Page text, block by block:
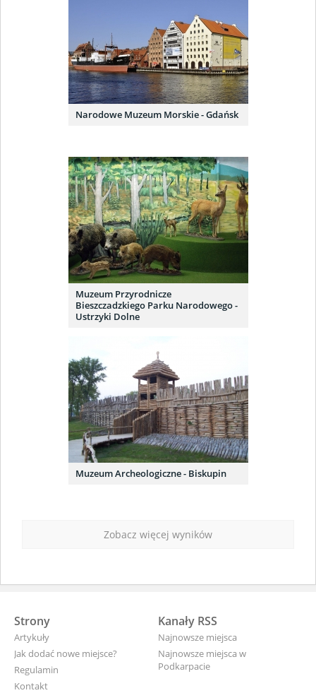
Narodowe Muzeum Morskie - Gdańsk
Muzeum Przyrodnicze
Bieszczadzkiego Parku Narodowego -
Ustrzyki Dolne
Muzeum Archeologiczne - Biskupin
Zobacz więcej wyników
Strony
Artykuły
Jak dodać nowe miejsce?
Regulamin
Kontakt
Kanały RSS
Najnowsze miejsca
Najnowsze miejsca w
Podkarpacie